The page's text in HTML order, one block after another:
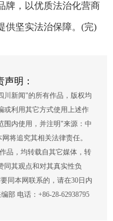
牌，以优质法治化营商
供坚实法治保障。(完)
明：
川新闻"的所有作品，版权均
或利用其它方式使用上述作
围内使用，并注明"来源：中
将追究其相关法律责任。
品，均转载自其它媒体，转
同其观点和对其真实性负
同本网联系的，请在30日内
部 电话：+86-28-62938795